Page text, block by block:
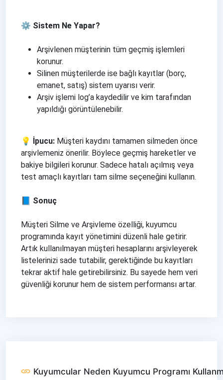
⚙️ Sistem Ne Yapar?
Arşivlenen müşterinin tüm geçmiş işlemleri
korunur.
Silinen müşterilerde ise bağlı kayıtlar (borç,
emanet, satış) sistem uyarısı verir.
Arşiv işlemi log’a kaydedilir ve kim tarafından
yapıldığı görüntülenebilir.
💡 İpucu: Müşteri kaydını tamamen silmeden önce
arşivlemeniz önerilir. Böylece geçmiş hareketler ve
bakiye bilgileri korunur. Sadece hatalı açılmış veya
test amaçlı kayıtları tam silme seçeneğini kullanın.
📘 Sonuç
Müşteri Silme ve Arşivleme özelliği, kuyumcu
programında kayıt yönetimini düzenli hale getirir.
Artık kullanılmayan müşteri hesaplarını arşivleyerek
listelerinizi sade tutabilir, gerektiğinde bu kayıtları
tekrar aktif hale getirebilirsiniz. Bu sayede hem veri
güvenliği korunur hem de sistem performansı artar.
Kuyumcular Neden Kuyumcu Programı